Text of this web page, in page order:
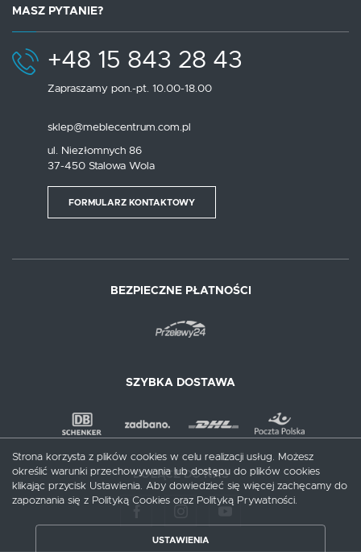
MASZ PYTANIE?
+48 15 843 28 43
Zapraszamy pon.-pt. 10.00-18.00
sklep@meblecentrum.com.pl
ul. Niezłomnych 86
37-450 Stalowa Wola
FORMULARZ KONTAKTOWY
BEZPIECZNE PŁATNOŚCI
SZYBKA DOSTAWA
DOŁĄCZ DO NAS
Strona korzysta z plików cookies w celu realizacji usług. Możesz
określić warunki przechowywania lub dostępu do plików cookies
klikając przycisk Ustawienia. Aby dowiedzieć się więcej zachęcamy do
zapoznania się z Polityką Cookies oraz Polityką Prywatności.
USTAWIENIA